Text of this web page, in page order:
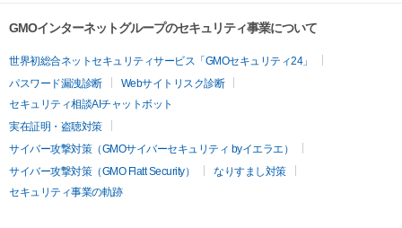
GMOインターネットグループのセキュリティ事業について
世界初総合ネットセキュリティサービス「GMOセキュリティ24」
パスワード漏洩診断
Webサイトリスク診断
セキュリティ相談AIチャットボット
実在証明・盗聴対策
サイバー攻撃対策（GMOサイバーセキュリティ byイエラエ）
サイバー攻撃対策（GMO Flatt Security）
なりすまし対策
セキュリティ事業の軌跡